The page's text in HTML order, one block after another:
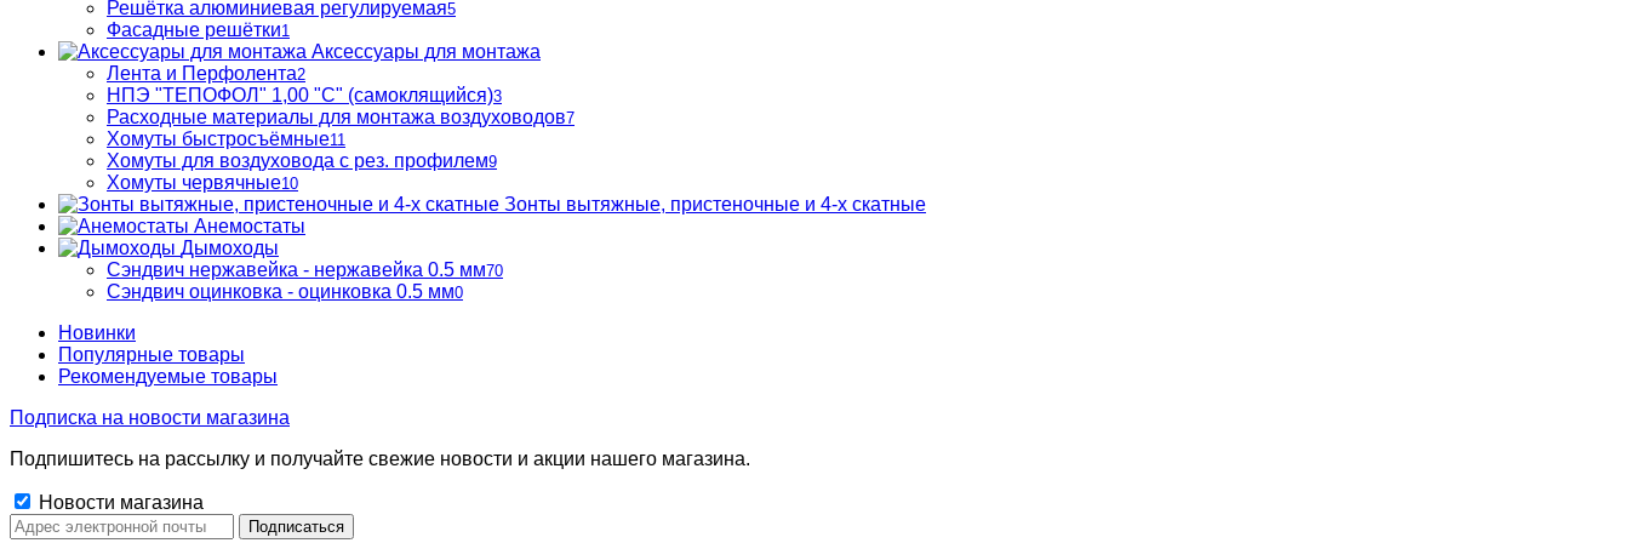
Решётка алюминиевая регулируемая5
Фасадные решётки1
Аксессуары для монтажа
Лента и Перфолента2
НПЭ "ТЕПОФОЛ" 1,00 "С" (самоклящийся)3
Расходные материалы для монтажа воздуховодов7
Хомуты быстросъёмные11
Хомуты для воздуховода с рез. профилем9
Хомуты червячные10
Зонты вытяжные, пристеночные и 4-х скатные
Анемостаты
Дымоходы
Сэндвич нержавейка - нержавейка 0.5 мм70
Сэндвич оцинковка - оцинковка 0.5 мм0
Новинки
Популярные товары
Рекомендуемые товары
Подписка на новости магазина
Подпишитесь на рассылку и получайте свежие новости и акции нашего магазина.
Новости магазина